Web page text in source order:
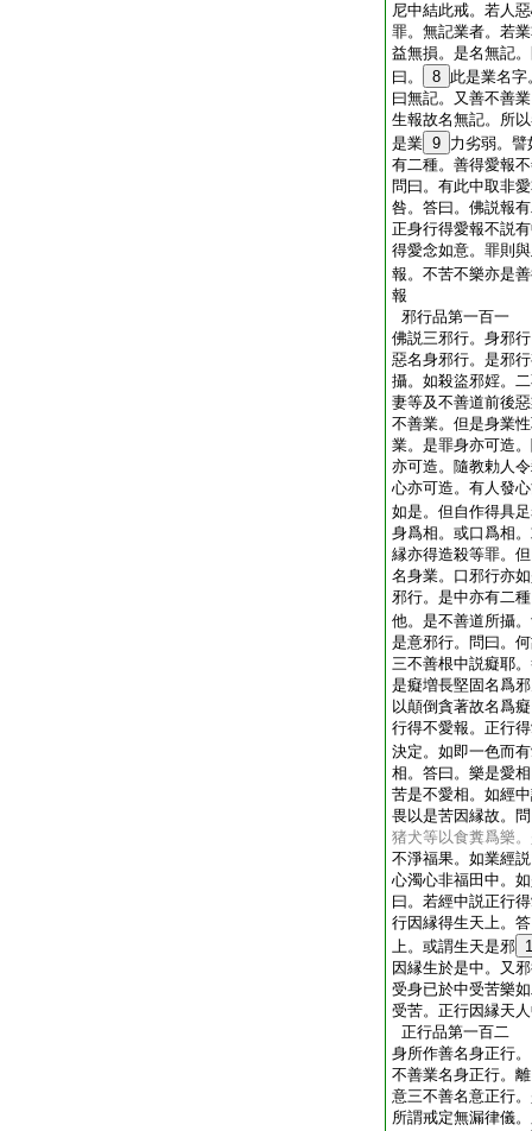
尼中結此戒。若人
罪。無記業者。若
益無損。是名無記
曰。
8 此是業名
曰無記。又善不善
生報故名無記。所
是業 9 力劣弱。
有二種。善得愛報
問曰。有此中取非
咎。答曰。佛説報
正身行得愛報不説
得愛念如意。罪則
報。不苦不樂亦是
報
邪行品第一百一
佛説三邪行。身邪
惡名身邪行。是邪
攝。如殺盜邪婬。
妻等及不善道前後
不善業。但是身業
業。是罪身亦可造
亦可造。隨教勅人
心亦可造。有人發
如是。但自作得具
身爲相。或口爲相
縁亦得造殺等罪。
名身業。口邪行亦
邪行。是中亦有二
他。是不善道所攝
是意邪行。問曰。
三不善根中説癡耶
是癡増長堅固名爲
以顛倒貪著故名爲
行得不愛報。正行
決定。如即一色而
相。答曰。樂是愛
苦是不愛相。如經
畏以是苦因縁故。
猪犬等以食糞爲樂
不淨福果。如業經
心濁心非福田中。
曰。若經中説正行
行因縁得生天上。
上。或謂生天是邪 1
因縁生於是中。又
受身已於中受苦樂
受苦。正行因縁天
正行品第一百二
身所作善名身正行
不善業名身正行。
意三不善名意正行
所謂戒定無漏律儀